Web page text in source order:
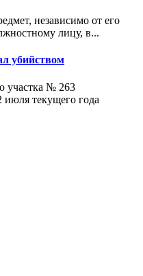
независимо от его
лицу, в...
убийством
участка № 263
июля текущего года